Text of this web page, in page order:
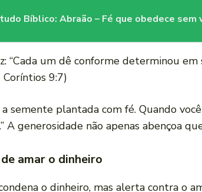
Bíblico: Abraão – Fé que obedece sem
“Cada um dê conforme determinou
Coríntios 9:7)
semente plantada com fé. Quando
A generosidade não apenas abençoa
amar o dinheiro
o dinheiro, mas alerta contra o